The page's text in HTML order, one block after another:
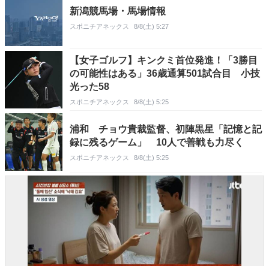
新潟競馬場・馬場情報
スポニチアネックス 8/8(土) 5:27
【女子ゴルフ】キンクミ首位発進！「3勝目
の可能性はある」36歳通算501試合目 小技
光った58
スポニチアネックス 8/8(土) 5:25
浦和 チョウ貴裁監督、初陣黒星「記憶と記
録に残るゲーム」 10人で善戦も力尽く
スポニチアネックス 8/8(土) 5:25